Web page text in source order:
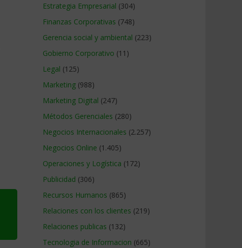
Estrategia Empresarial (304)
Finanzas Corporativas (748)
Gerencia social y ambiental (223)
Gobierno Corporativo (11)
Legal (125)
Marketing (988)
Marketing Digital (247)
Métodos Gerenciales (280)
Negocios Internacionales (2.257)
Negocios Online (1.405)
Operaciones y Logística (172)
Publicidad (306)
Recursos Humanos (865)
Relaciones con los clientes (219)
Relaciones publicas (132)
Tecnologia de Informacion (665)